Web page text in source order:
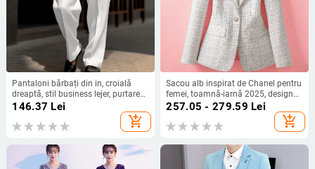
Pantaloni bărbați din in, croială
dreaptă, stil business lejer, purtare
zilnică, patru sezoane, toamnă
146.37 Lei
add_shopping_cart
Sacou alb inspirat de Chanel pentru
femei, toamnă-iarnă 2025, design
chic, elegant și stilat
257.05 - 279.59 Lei
add_shopping_cart